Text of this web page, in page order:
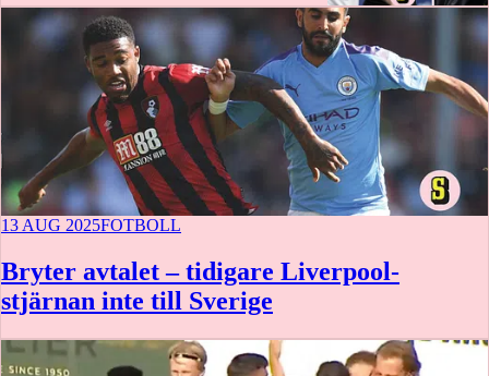
13 AUG 2025FOTBOLL
Bryter avtalet – tidigare Liverpool-
stjärnan inte till Sverige